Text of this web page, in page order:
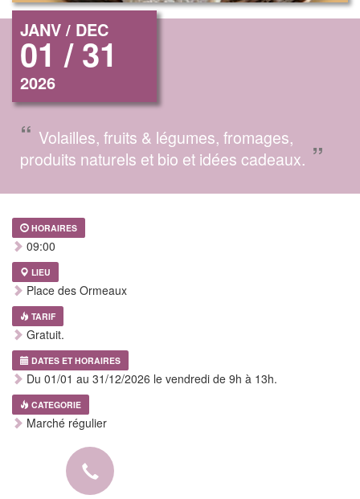
JANV / DEC
01 / 31
2026
“ Volailles, fruits & légumes, fromages,
produits naturels et bio et idées cadeaux. ”
HORAIRES
09:00
LIEU
Place des Ormeaux
TARIF
Gratuit.
DATES ET HORAIRES
Du 01/01 au 31/12/2026 le vendredi de 9h à 13h.
CATEGORIE
Marché régulier